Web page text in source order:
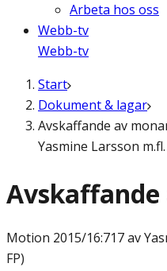
Arbeta hos oss
Webb-tv
Webb-tv
Start
Dokument & lagar
Avskaffande av
Yasmine Larsson m.fl.
Motion 2015/16:717 av
FP)